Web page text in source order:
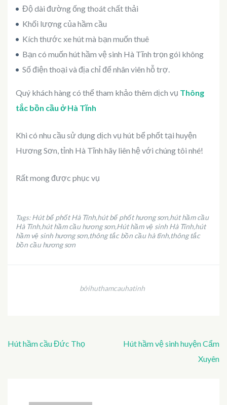
Độ dài đường ống thoát chất thải
Khối lượng của hầm cầu
Kích thước xe hút mà bạn muốn thuê
Bạn có muốn hút hầm vệ sinh Hà Tĩnh trọn gói không
Số điện thoại và địa chỉ để nhân viên hỗ trợ.
Quý khách hàng có thể tham khảo thêm dịch vụ Thông
tắc bồn cầu ở Hà Tĩnh
Khi có nhu cầu sử dụng dịch vụ hút bể phốt tại huyện
Hương Sơn, tỉnh Hà Tĩnh hãy liên hệ với chúng tôi nhé!
Rất mong được phục vụ
Tags:Hút bể phốt Hà Tĩnh,hút bể phốt hương sơn,hút hầm cầu
Hà Tĩnh,hút hầm cầu hương sơn,Hút hầm vệ sinh Hà Tĩnh,hút
hầm vệ sinh hương sơn,thông tắc bồn cầu hà tĩnh,thông tắc
bồn cầu hương sơn
bởihuthamcauhatinh
Điều
Hút hầm cầu Đức Thọ
Hút hầm vệ sinh huyện Cẩm
Xuyên